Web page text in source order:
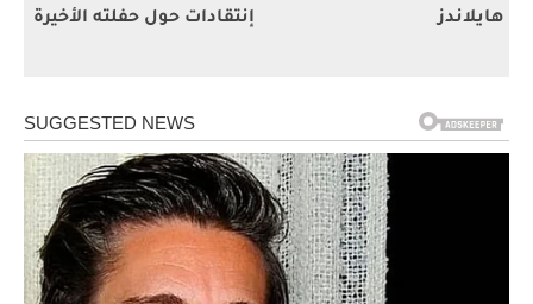
هايلاندز
إنتقادات حول حفلته الأخيرة